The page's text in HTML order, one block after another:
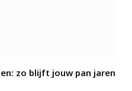
zo blijft jouw pan jaren